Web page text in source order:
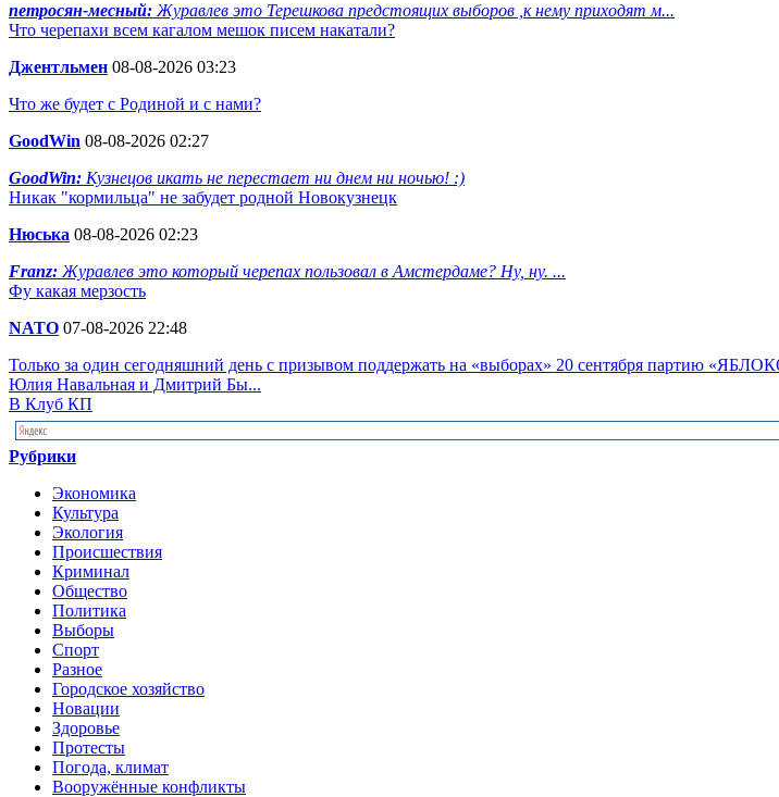
петросян-месный: Журавлев это Терешкова предстоящих выборов ,к нему приходят м...
Что черепахи всем кагалом мешок писем накатали?
Джентльмен 08-08-2026 03:23
Что же будет с Родиной и с нами?
GoodWin 08-08-2026 02:27
GoodWin: Кузнецов икать не перестает ни днем ни ночью! :)
Никак "кормильца" не забудет родной Новокузнецк
Нюська 08-08-2026 02:23
Franz: Журавлев это который черепах пользовал в Амстердаме? Ну, ну. ...
Фу какая мерзость
NATO 07-08-2026 22:48
Только за один сегодняшний день с призывом поддержать на «выборах» 20 сентября партию
Юлия Навальная и Дмитрий Бы...
В Клуб КП
Рубрики
Экономика
Культура
Экология
Происшествия
Криминал
Общество
Политика
Выборы
Спорт
Разное
Городское хозяйство
Новации
Здоровье
Протесты
Погода, климат
Вооружённые конфликты